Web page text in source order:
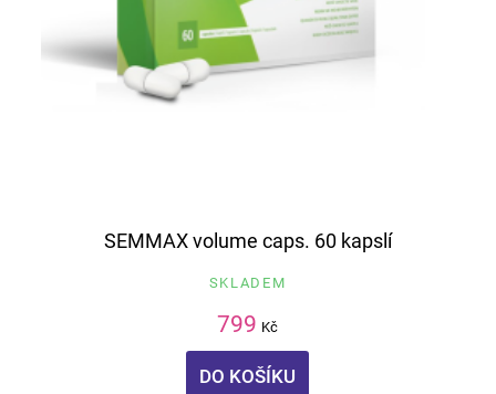
SEMMAX volume caps. 60 kapslí
SKLADEM
799 Kč
DO KOŠÍKU